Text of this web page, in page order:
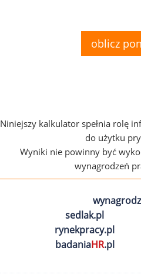
oblicz
Niniejszy kalkulator spełnia rolę
do użytku
Wyniki nie powinny być
wynagrodzeń
sedlak.pl
rynekpracy.pl
badaniaHR.pl